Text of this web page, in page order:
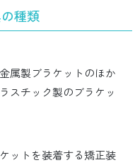
種類
属製ブラケットのほか
スチック製のブラケッ
ットを装着する矯正装